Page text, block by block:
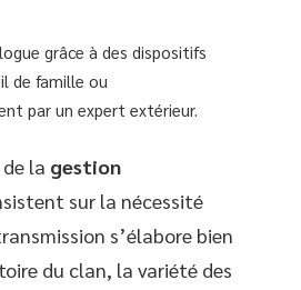
grâce à des dispositifs
de famille ou
par un expert extérieur.
la gestion
sur la nécessité
s’élabore bien
du clan, la variété des